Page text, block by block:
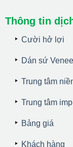
Thông tin
Cười hở lợi
Dán sứ
Trung tâm
Trung tâm
Bảng giá
Khách hàng